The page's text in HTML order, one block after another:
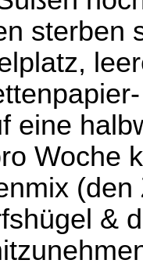
sterben
eine
Woche
&